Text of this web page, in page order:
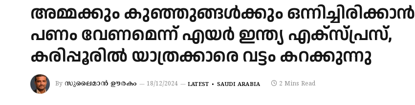
അമ്മക്കും കുഞ്ഞുങ്ങള്‍ക്കും ഒന്നിച്ചിരിക്കാന്‍
പണം വേണമെന്ന് എയര്‍ ഇന്ത്യ എക്‌സ്പ്രസ്,
കരിപ്പൂരില്‍ യാത്രക്കാരെ വട്ടം കറക്കുന്നു
By സുലൈമാൻ ഊരകം 18/12/2024 LATEST SAUDI ARABIA 2 Mins Read